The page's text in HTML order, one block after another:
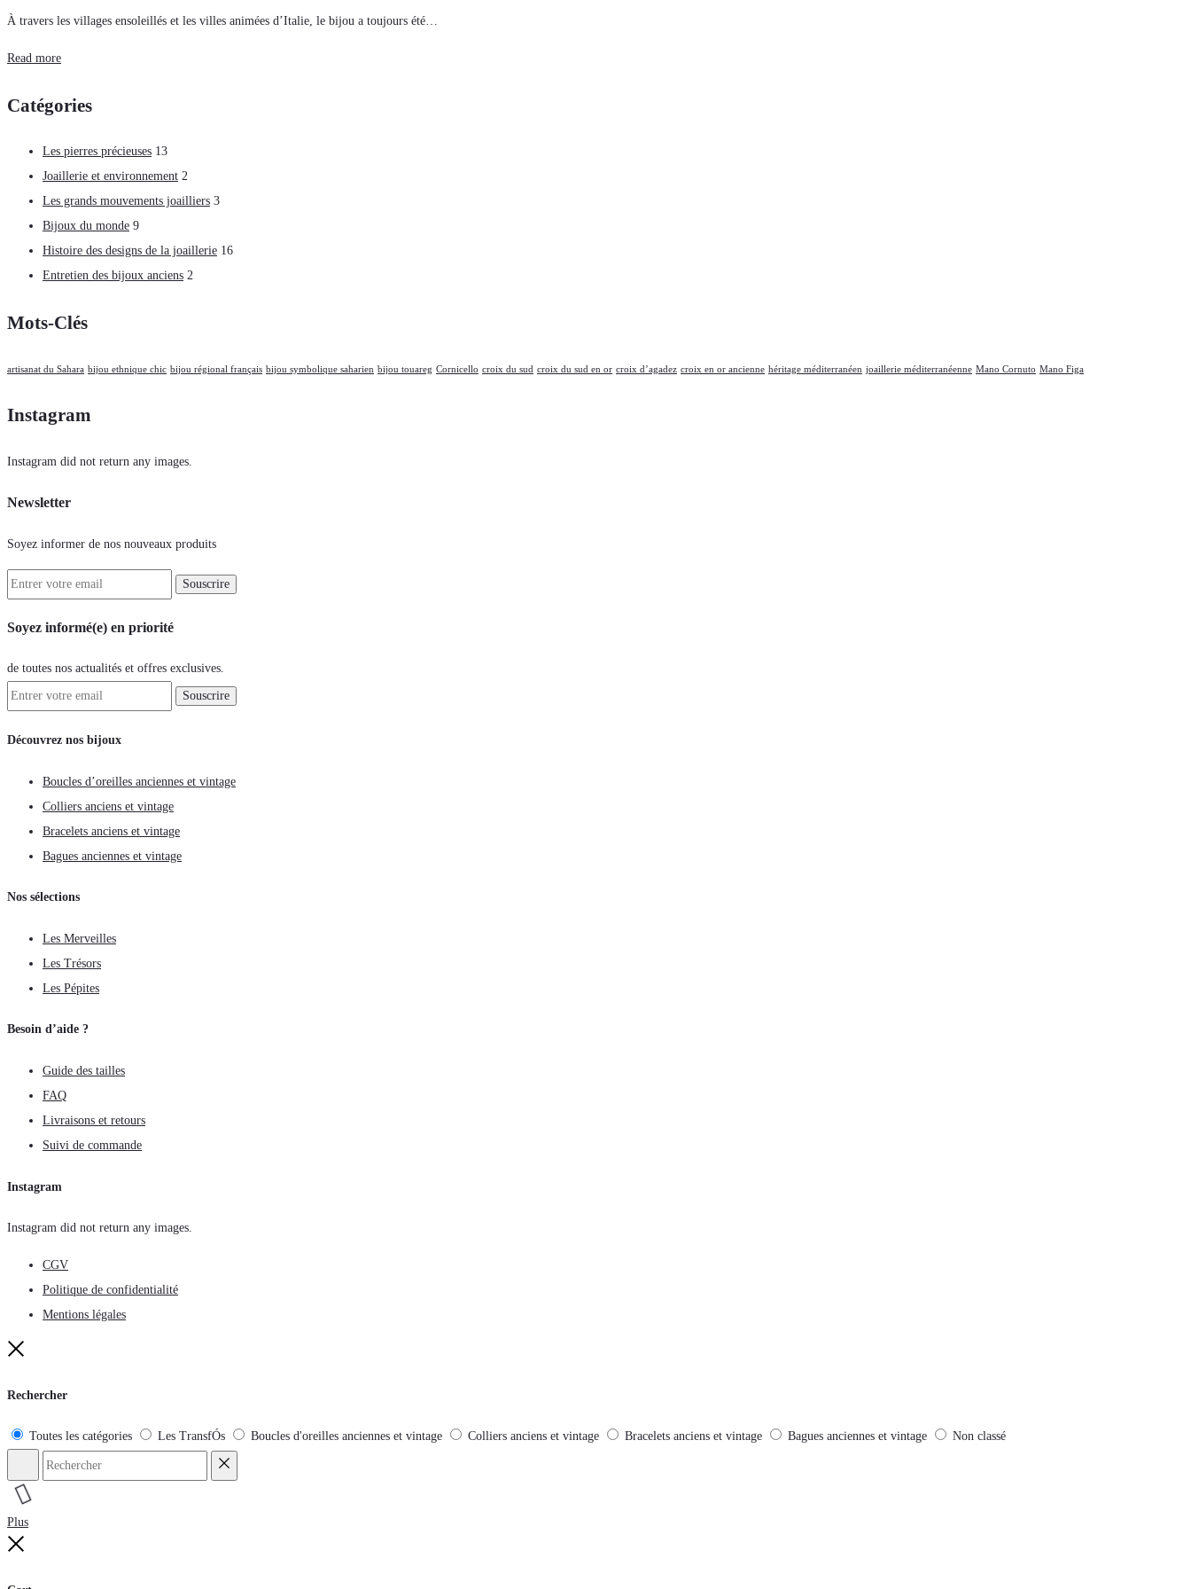
À travers les villages ensoleillés et les villes animées d’Italie, le bijou a toujours été…
Read more
Catégories
Les pierres précieuses 13
Joaillerie et environnement 2
Les grands mouvements joailliers 3
Bijoux du monde 9
Histoire des designs de la joaillerie 16
Entretien des bijoux anciens 2
Mots-Clés
artisanat du Sahara bijou ethnique chic bijou régional français bijou symbolique saharien bijou touareg Cornicello croix du sud croix du sud en or croix d’agadez croix en or ancienne héritage méditerranéen joaillerie méditerranéenne Mano Cornuto Mano Figa
Instagram
Instagram did not return any images.
Newsletter
Soyez informer de nos nouveaux produits
Soyez informé(e) en priorité
de toutes nos actualités et offres exclusives.
Découvrez nos bijoux
Boucles d’oreilles anciennes et vintage
Colliers anciens et vintage
Bracelets anciens et vintage
Bagues anciennes et vintage
Nos sélections
Les Merveilles
Les Trésors
Les Pépites
Besoin d’aide ?
Guide des tailles
FAQ
Livraisons et retours
Suivi de commande
Instagram
Instagram did not return any images.
CGV
Politique de confidentialité
Mentions légales
Rechercher
Toutes les catégories Les TransfÓs Boucles d'oreilles anciennes et vintage Colliers anciens et vintage Bracelets anciens et vintage Bagues anciennes et vintage Non classé
Rechercher
Plus